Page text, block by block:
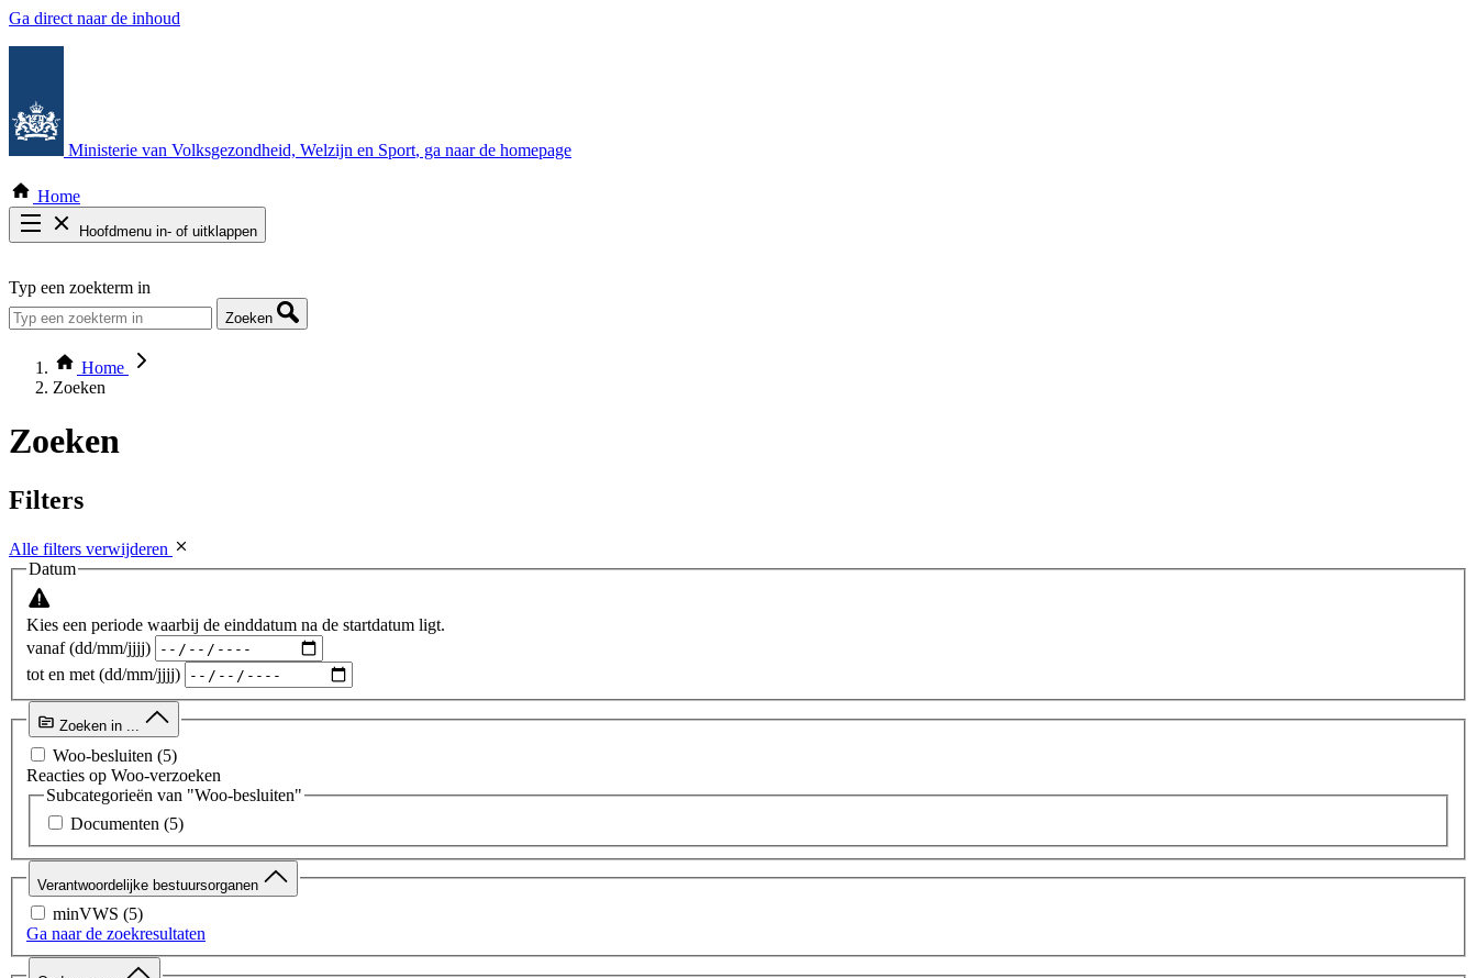
Ga direct naar de inhoud
Ministerie van Volksgezondheid, Welzijn en Sport, ga naar de homepage
Home
Hoofdmenu in- of uitklappen
Thema COVID-19
Bekijk per bestuursorgaan
Typ een zoekterm in
Zoeken
Home
Zoeken
Zoeken
Filters
Alle filters verwijderen
Datum
Kies een periode waarbij de einddatum na de startdatum ligt.
vanaf (dd/mm/jjjj)
tot en met (dd/mm/jjjj)
Zoeken in ...
Woo-besluiten (5)
Reacties op Woo-verzoeken
Subcategorieën van "Woo-besluiten"
Documenten (5)
Verantwoordelijke bestuursorganen
minVWS (5)
Ga naar de zoekresultaten